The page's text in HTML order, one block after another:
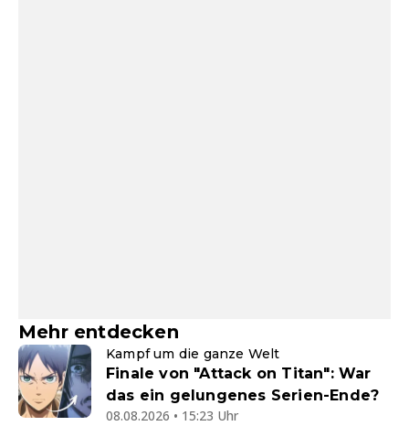
Mehr entdecken
Kampf um die ganze Welt
Finale von "Attack on Titan": War
das ein gelungenes Serien-Ende?
08.08.2026 • 15:23 Uhr